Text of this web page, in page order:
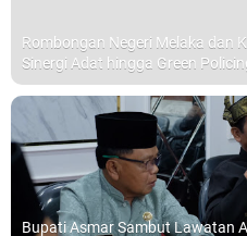
Rombongan Negeri Melaka dan
Sinergi Adat hingga Green
Bupati Asmar Sambut Lawatan